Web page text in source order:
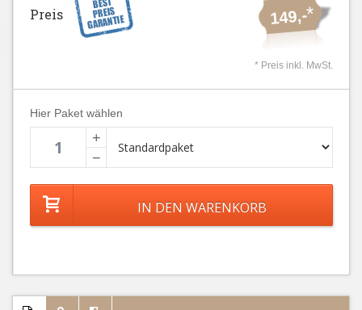
149,-*
Preis
* Preis inkl. MwSt.
Hier Paket wählen
+
−